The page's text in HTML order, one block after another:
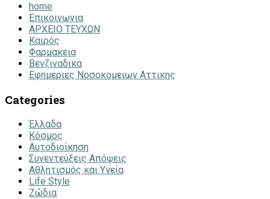
home
Επικοινωνια
ΑΡΧΕΙΟ ΤΕΥΧΩΝ
Καιρός
Φαρμακεια
Βενζιναδικα
Εφημεριες Νοσοκομειων Αττικης
Categories
Έλλαδα
Κόσμος
Αυτοδιοίκηση
Συνεντεύξεις Απόψεις
Αθλητισμός και Υγεία
Life Style
Ζώδια